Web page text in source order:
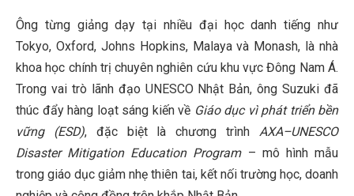
Ông từng giảng dạy tại nhiều đại học danh tiếng như
Tokyo, Oxford, Johns Hopkins, Malaya và Monash, là nhà
khoa học chính trị chuyên nghiên cứu khu vực Đông Nam Á.
Trong vai trò lãnh đạo UNESCO Nhật Bản, ông Suzuki đã
thúc đẩy hàng loạt sáng kiến về Giáo dục vì phát triển bền
vững (ESD), đặc biệt là chương trìnhAXA–UNESCO
Disaster Mitigation Education Program– mô hình mẫu
trong giáo dục giảm nhẹ thiên tai, kết nối trường học, doanh